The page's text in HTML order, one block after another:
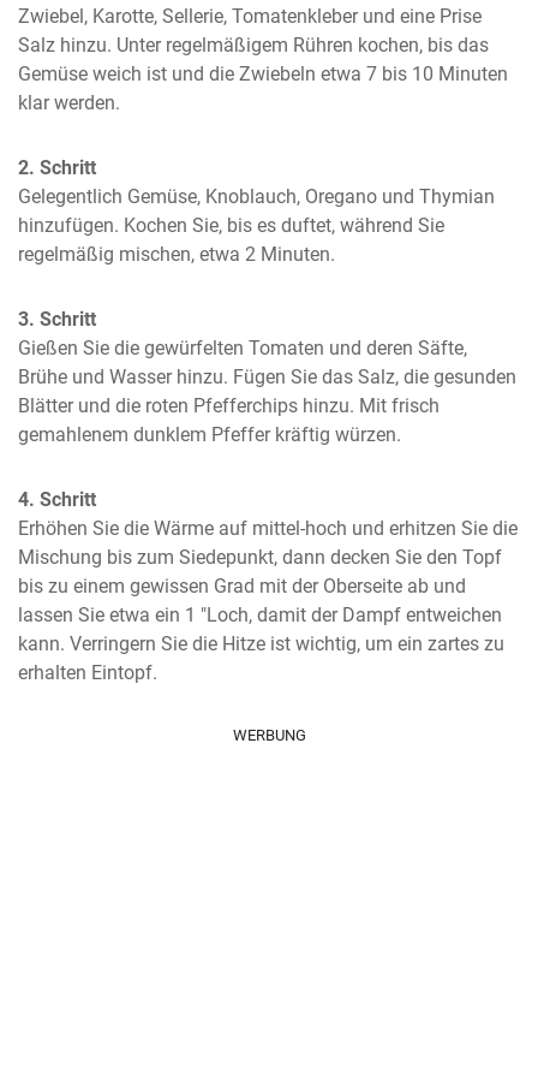
Zwiebel, Karotte, Sellerie, Tomatenkleber und eine Prise
Salz hinzu. Unter regelmäßigem Rühren kochen, bis das
Gemüse weich ist und die Zwiebeln etwa 7 bis 10 Minuten
klar werden.
2. Schritt
Gelegentlich Gemüse, Knoblauch, Oregano und Thymian
hinzufügen. Kochen Sie, bis es duftet, während Sie
regelmäßig mischen, etwa 2 Minuten.
3. Schritt
Gießen Sie die gewürfelten Tomaten und deren Säfte,
Brühe und Wasser hinzu. Fügen Sie das Salz, die gesunden
Blätter und die roten Pfefferchips hinzu. Mit frisch
gemahlenem dunklem Pfeffer kräftig würzen.
4. Schritt
Erhöhen Sie die Wärme auf mittel-hoch und erhitzen Sie die
Mischung bis zum Siedepunkt, dann decken Sie den Topf
bis zu einem gewissen Grad mit der Oberseite ab und
lassen Sie etwa ein 1 "Loch, damit der Dampf entweichen
kann. Verringern Sie die Hitze ist wichtig, um ein zartes zu
erhalten Eintopf.
WERBUNG